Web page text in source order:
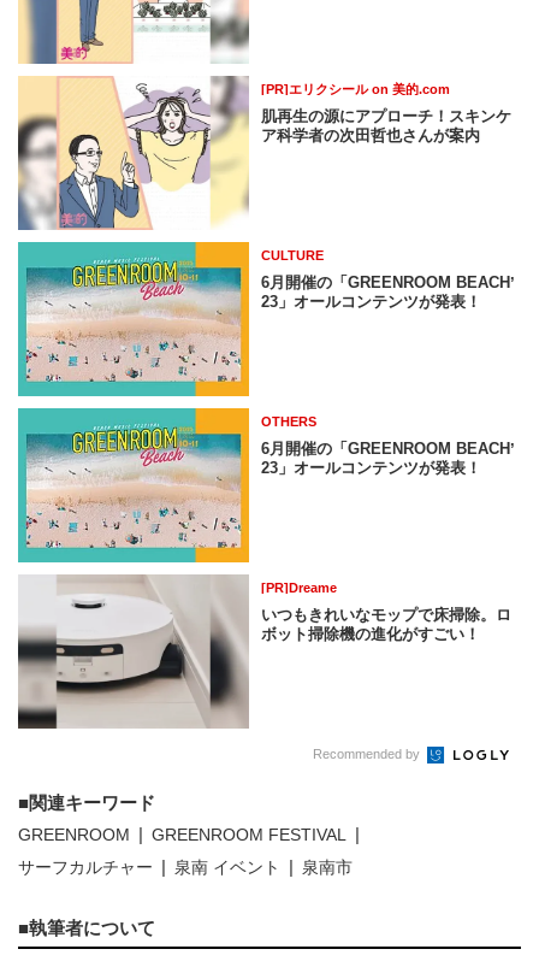
[PR]エリクシール on 美的.com
肌再生の源にアプローチ！スキンケ
ア科学者の次田哲也さんが案内
CULTURE
6月開催の「GREENROOM BEACHʼ
23」オールコンテンツが発表！
OTHERS
6月開催の「GREENROOM BEACHʼ
23」オールコンテンツが発表！
[PR]Dreame
いつもきれいなモップで床掃除。ロ
ボット掃除機の進化がすごい！
Recommended by
関連キーワード
GREENROOM
GREENROOM FESTIVAL
サーフカルチャー
泉南 イベント 泉南市
執筆者について